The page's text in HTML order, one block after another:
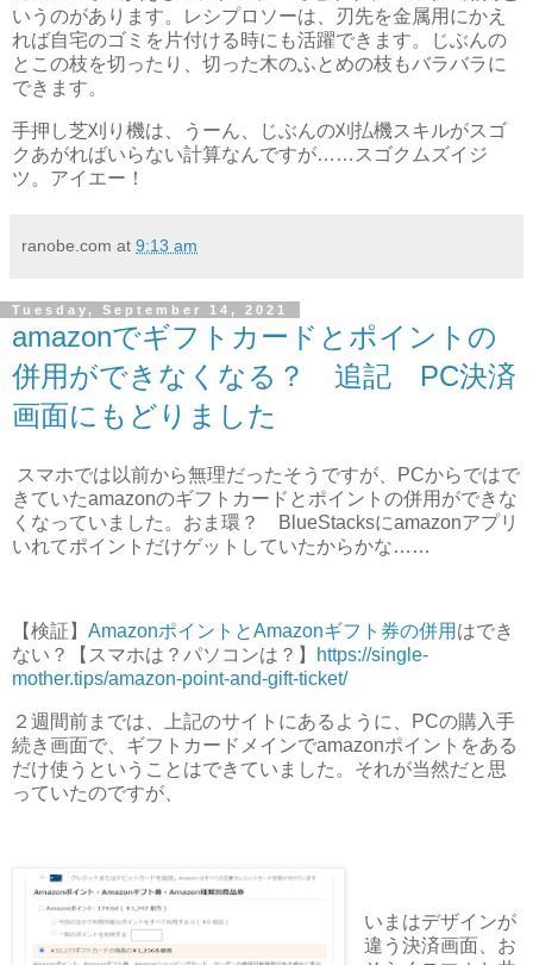
いうのがあります。レシプロソーは、刃先を金属用にかえ
れば自宅のゴミを片付ける時にも活躍できます。じぶんの
とこの枝を切ったり、切った木のふとめの枝もバラバラに
できます。
手押し芝刈り機は、うーん、じぶんの刈払機スキルがスゴ
クあがればいらない計算なんですが……スゴクムズイジ
ツ。アイエー！
ranobe.com at 9:13 am
Tuesday, September 14, 2021
amazonでギフトカードとポイントの
併用ができなくなる？ 追記 PC決済
画面にもどりました
スマホでは以前から無理だったそうですが、PCからではで
きていたamazonのギフトカードとポイントの併用ができな
くなっていました。おま環？ BlueStacksにamazonアプリ
いれてポイントだけゲットしていたからかな……
【検証】 AmazonポイントとAmazonギフト券の併用 はでき
ない？【スマホは？パソコンは？】
https://single-
mother.tips/amazon-point-and-gift-ticket/
２週間前までは、上記のサイトにあるように、PCの購入手
続き画面で、ギフトカードメインでamazonポイントをある
だけ使うということはできていました。それが当然だと思
っていたのですが、
いまはデザインが
違う決済画面、お